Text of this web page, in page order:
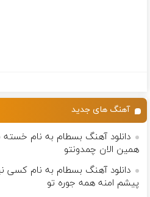
آهنگ های جدید
دانلود آهنگ بسطام به نام
همین الان چمدونتو
دانلود آهنگ بسطام به نام کسی
پیشم امنه همه جوره تو